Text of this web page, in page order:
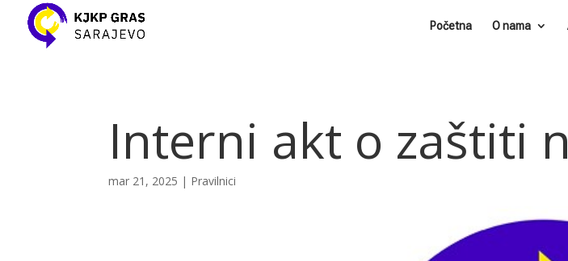
Početna O nama
Interni akt o zaštiti
mar 21, 2025 | Pravilnici